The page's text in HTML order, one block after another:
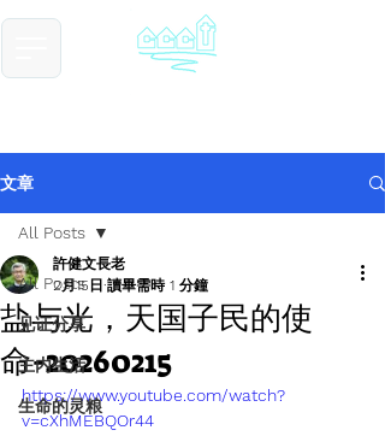
文章
All Posts
见证分享
主内生活
生命的灵粮
All Posts
盐与光，天国子民的使
命-20260215
許健文長老
2月15日 讀畢需時 1 分鐘
https://www.youtube.com/watch?
v=cXhMEBQOr44